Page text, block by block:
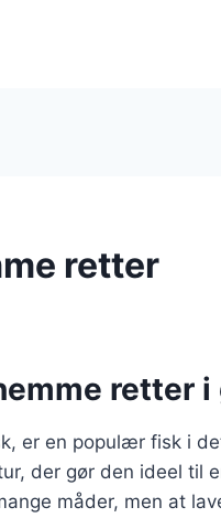
retter
retter i
er en populær fisk i
der gør den ideel til
måder, men at